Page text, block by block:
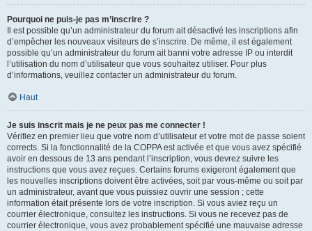
Pourquoi ne puis-je pas m’inscrire ?
Il est possible qu’un administrateur du forum ait désactivé les inscriptions afin
d’empêcher les nouveaux visiteurs de s’inscrire. De même, il est également
possible qu’un administrateur du forum ait banni votre adresse IP ou interdit
l’utilisation du nom d’utilisateur que vous souhaitez utiliser. Pour plus
d’informations, veuillez contacter un administrateur du forum.
Haut
Je suis inscrit mais je ne peux pas me connecter !
Vérifiez en premier lieu que votre nom d’utilisateur et votre mot de passe soient
corrects. Si la fonctionnalité de la COPPA est activée et que vous avez spécifié
avoir en dessous de 13 ans pendant l’inscription, vous devrez suivre les
instructions que vous avez reçues. Certains forums exigeront également que
les nouvelles inscriptions doivent être activées, soit par vous-même ou soit par
un administrateur, avant que vous puissiez ouvrir une session ; cette
information était présente lors de votre inscription. Si vous aviez reçu un
courrier électronique, consultez les instructions. Si vous ne recevez pas de
courrier électronique, vous avez probablement spécifié une mauvaise adresse